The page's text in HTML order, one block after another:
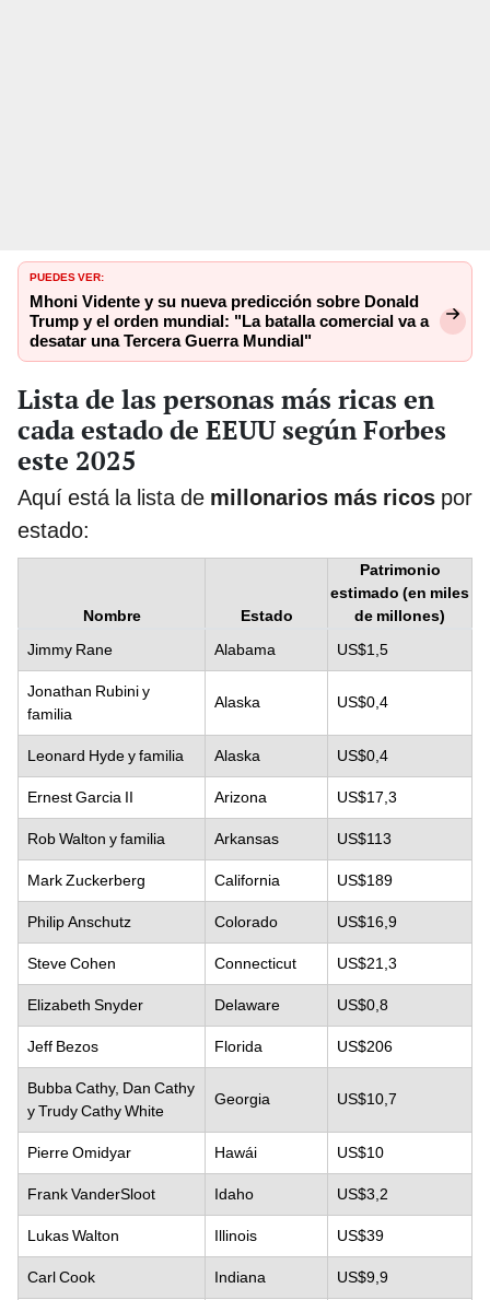
PUEDES VER:
Mhoni Vidente y su nueva predicción sobre Donald
Trump y el orden mundial: "La batalla comercial va a
desatar una Tercera Guerra Mundial"
Lista de las personas más ricas en
cada estado de EEUU según Forbes
este 2025
Aquí está la lista de millonarios más ricos por
estado:
Nombre Estado
Patrimonio
estimado (en miles
de millones)
Jimmy Rane
Alabama US$1,5
Jonathan Rubini y
familia
Alaska US$0,4
Leonard Hyde y familia Alaska US$0,4
Ernest Garcia II Arizona US$17,3
Rob Walton y familia Arkansas US$113
Mark Zuckerberg California US$189
Philip Anschutz Colorado US$16,9
Steve Cohen Connecticut US$21,3
Elizabeth Snyder Delaware US$0,8
Jeff Bezos Florida US$206
Bubba Cathy, Dan Cathy
y Trudy Cathy White
Georgia US$10,7
Pierre Omidyar Hawái US$10
Frank VanderSloot Idaho US$3,2
Lukas Walton Illinois US$39
Carl Cook Indiana US$9,9